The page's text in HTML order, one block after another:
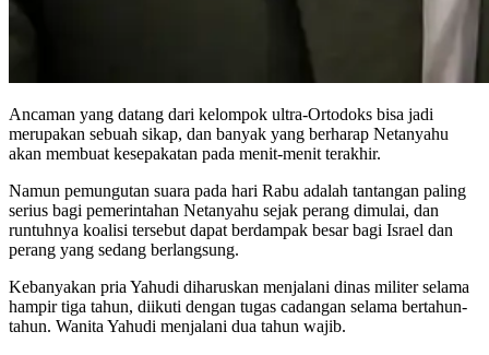
Ancaman yang datang dari kelompok ultra-Ortodoks bisa jadi
merupakan sebuah sikap, dan banyak yang berharap Netanyahu
akan membuat kesepakatan pada menit-menit terakhir.
Namun pemungutan suara pada hari Rabu adalah tantangan paling
serius bagi pemerintahan Netanyahu sejak perang dimulai, dan
runtuhnya koalisi tersebut dapat berdampak besar bagi Israel dan
perang yang sedang berlangsung.
Kebanyakan pria Yahudi diharuskan menjalani dinas militer selama
hampir tiga tahun, diikuti dengan tugas cadangan selama bertahun-
tahun. Wanita Yahudi menjalani dua tahun wajib.